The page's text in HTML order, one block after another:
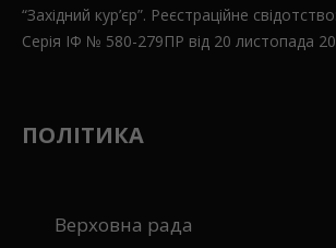
“Західний кур’єр”. Реєстраційне свідотство:
Серія ІФ № 580-279ПР від 20 листопада
ПОЛІТИКА
Верховна рада